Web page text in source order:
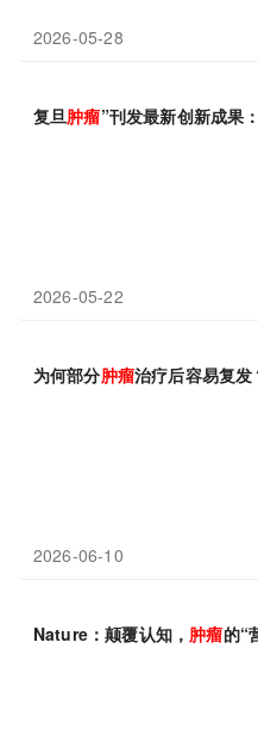
2026-05-28
复旦肿瘤”刊发最新创新成果
2026-05-22
为何部分肿瘤治疗后容易复
2026-06-10
Nature：颠覆认知， 肿瘤的“